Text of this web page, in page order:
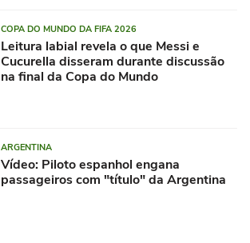
COPA DO MUNDO DA FIFA 2026
Leitura labial revela o que Messi e
Cucurella disseram durante discussão
na final da Copa do Mundo
ARGENTINA
Vídeo: Piloto espanhol engana
passageiros com "título" da Argentina